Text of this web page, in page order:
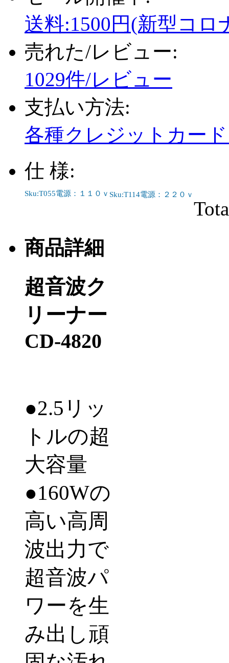
送料:1500円(新型コロ
売れた/レビュー:
1029件/レビュー
支払い方法:
各種クレジットカー
仕 様:
Sku:T055電源：１１０ｖ Sku:T114電源：２２０ｖ
商品詳細
超音波ク
リーナー
CD-4820
●2.5 リッ
トルの超
大容量
●160Wの
高い高周
波出力で
超音波パ
ワーを生
み出し頑